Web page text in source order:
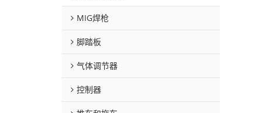
MIG焊枪
脚踏板
气体调节器
控制器